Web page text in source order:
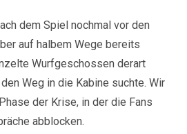
dem Spiel nochmal vor den
auf halbem Wege bereits
Wurfgeschossen derart
Weg in die Kabine suchte. Wir
der Krise, in der die Fans
abblocken.